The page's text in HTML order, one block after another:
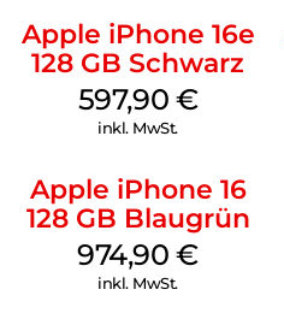
Apple iPhone 16e
128 GB Schwarz
597,90 €
inkl. MwSt.
Apple iPhone 16
128 GB Blaugrün
974,90€
inkl. MwSt.